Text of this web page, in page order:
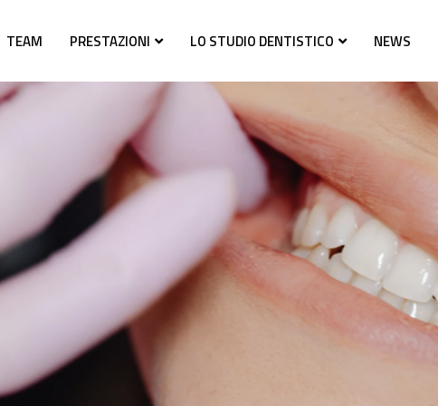
TEAM PRESTAZIONI LO STUDIO DENTISTICO NEWS